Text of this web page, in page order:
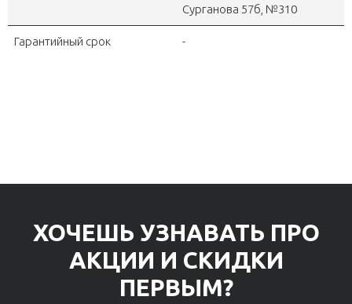
Сурганова 57б, №310
Гарантийный срок -
ХОЧЕШЬ УЗНАВАТЬ ПРО
АКЦИИ И СКИДКИ
ПЕРВЫМ?